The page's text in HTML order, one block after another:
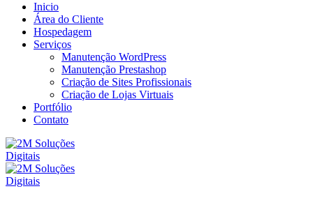
Inicio
Área do Cliente
Hospedagem
Serviços
Manutenção WordPress
Manutenção Prestashop
Criação de Sites Profissionais
Criação de Lojas Virtuais
Portfólio
Contato